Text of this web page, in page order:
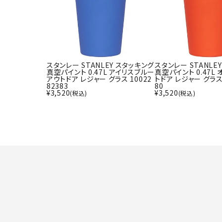
スタンレー STANLEY スタッキング
真空パイント 0.47L アイリスブルー
アウトドア レジャー グラス 10022
82383
¥3,520(税込)
スタンレー
真空パイント 0.47L
トドア レジャー グ
80
¥3,520(税込)